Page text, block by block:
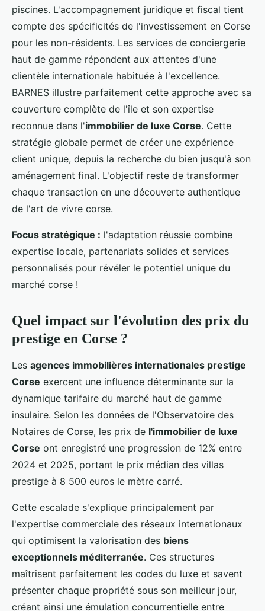
piscines. L'accompagnement juridique et fiscal tient
compte des spécificités de l'investissement en Corse
pour les non-résidents. Les services de conciergerie
haut de gamme répondent aux attentes d'une
clientèle internationale habituée à l'excellence.
BARNES illustre parfaitement cette approche avec sa
couverture complète de l'île et son expertise
reconnue dans l'immobilier de luxe Corse. Cette
stratégie globale permet de créer une expérience
client unique, depuis la recherche du bien jusqu'à son
aménagement final. L'objectif reste de transformer
chaque transaction en une découverte authentique
de l'art de vivre corse.
Focus stratégique : l'adaptation réussie combine
expertise locale, partenariats solides et services
personnalisés pour révéler le potentiel unique du
marché corse !
Quel impact sur l'évolution des prix du
prestige en Corse ?
Les agences immobilières internationales prestige
Corse exercent une influence déterminante sur la
dynamique tarifaire du marché haut de gamme
insulaire. Selon les données de l'Observatoire des
Notaires de Corse, les prix de l'immobilier de luxe
Corse ont enregistré une progression de 12% entre
2024 et 2025, portant le prix médian des villas
prestige à 8 500 euros le mètre carré.
Cette escalade s'explique principalement par
l'expertise commerciale des réseaux internationaux
qui optimisent la valorisation des biens
exceptionnels méditerranée. Ces structures
maîtrisent parfaitement les codes du luxe et savent
présenter chaque propriété sous son meilleur jour,
créant ainsi une émulation concurrentielle entre